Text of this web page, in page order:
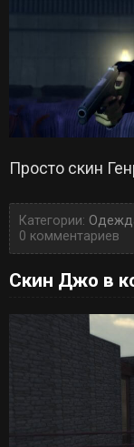
Просто скин
Категории:
0 комментариев
Скин Джо в